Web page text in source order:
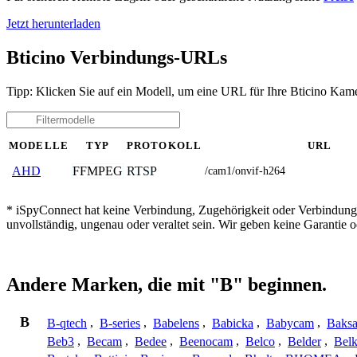
Jetzt herunterladen
Bticino Verbindungs-URLs
Tipp: Klicken Sie auf ein Modell, um eine URL für Ihre Bticino
MODELLE TYP PROTOKOLL URL
AHD FFMPEG RTSP /cam1/onvif-h264
* iSpyConnect hat keine Verbindung, Zugehörigkeit oder
unvollständig, ungenau oder veraltet sein. Wir geben keine
Andere Marken, die mit "B" beginnen.
B B-qtech , B-series , Babelens , Babicka , Babycam , Baksa
Beb3 , Becam , Bedee , Beenocam , Belco , Belder ,